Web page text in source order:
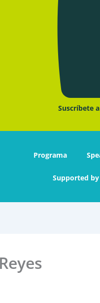
Suscríbete
Programa
Supported by